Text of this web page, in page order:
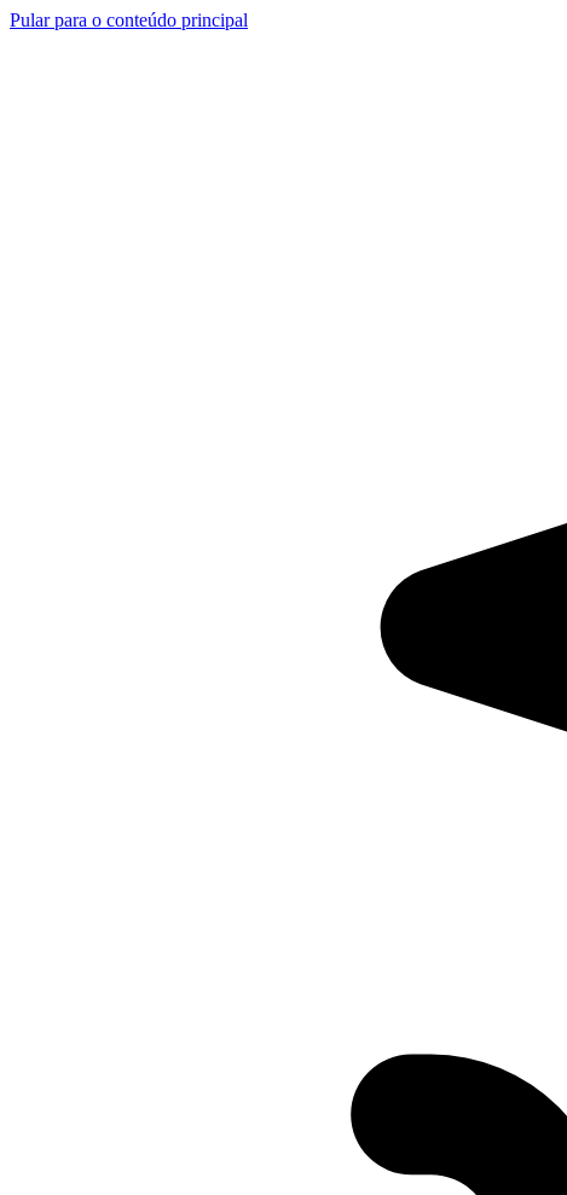
Pular para o conteúdo principal